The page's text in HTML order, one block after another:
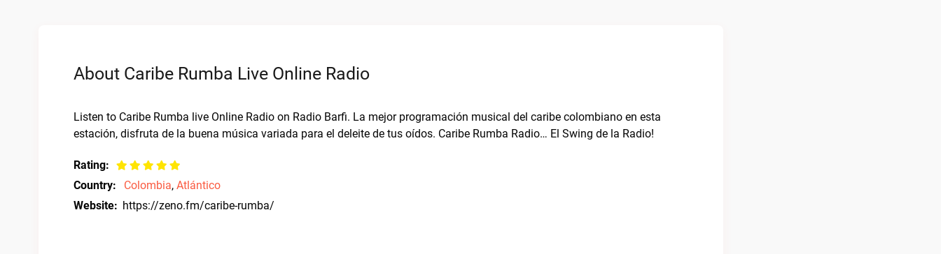
About Caribe Rumba Live Online Radio
Listen to Caribe Rumba live Online Radio on Radio Barfi. La mejor programación musical del caribe colombiano en esta
estación, disfruta de la buena música variada para el deleite de tus oídos. Caribe Rumba Radio… El Swing de la Radio!
Rating:
Country:
Colombia, Atlántico
Website: https://zeno.fm/caribe-rumba/